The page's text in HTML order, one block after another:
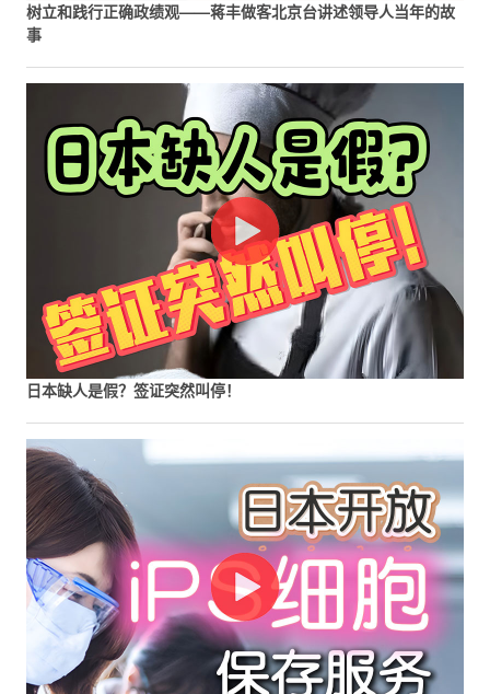
树立和践行正确政绩观——蒋丰做客北京台讲述领导人当年的故
事
日本缺人是假？签证突然叫停！